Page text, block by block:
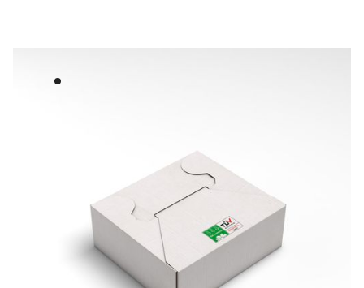
Télécharger le PDF
Voir les certificats
Biocompostable